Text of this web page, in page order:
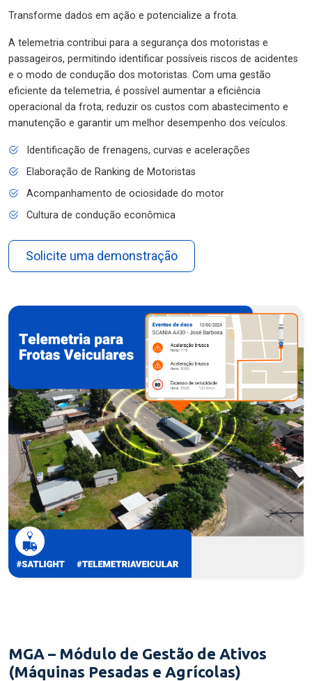
Transforme dados em ação e potencialize a frota.
A telemetria contribui para a segurança dos motoristas e
passageiros, permitindo identificar possíveis riscos de acidentes
e o modo de condução dos motoristas. Com uma gestão
eficiente da telemetria, é possível aumentar a eficiência
operacional da frota, reduzir os custos com abastecimento e
manutenção e garantir um melhor desempenho dos veículos.
Identificação de frenagens, curvas e acelerações
Elaboração de Ranking de Motoristas
Acompanhamento de ociosidade do motor
Cultura de condução econômica
Solicite uma demonstração
MGA – Módulo de Gestão de Ativos
(Máquinas Pesadas e Agrícolas)